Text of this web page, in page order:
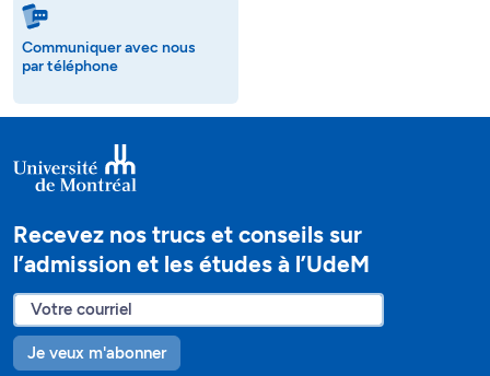
Communiquer avec nous
par téléphone
Recevez nos trucs et conseils sur
l’admission et les études à l’UdeM
Je veux m'abonner